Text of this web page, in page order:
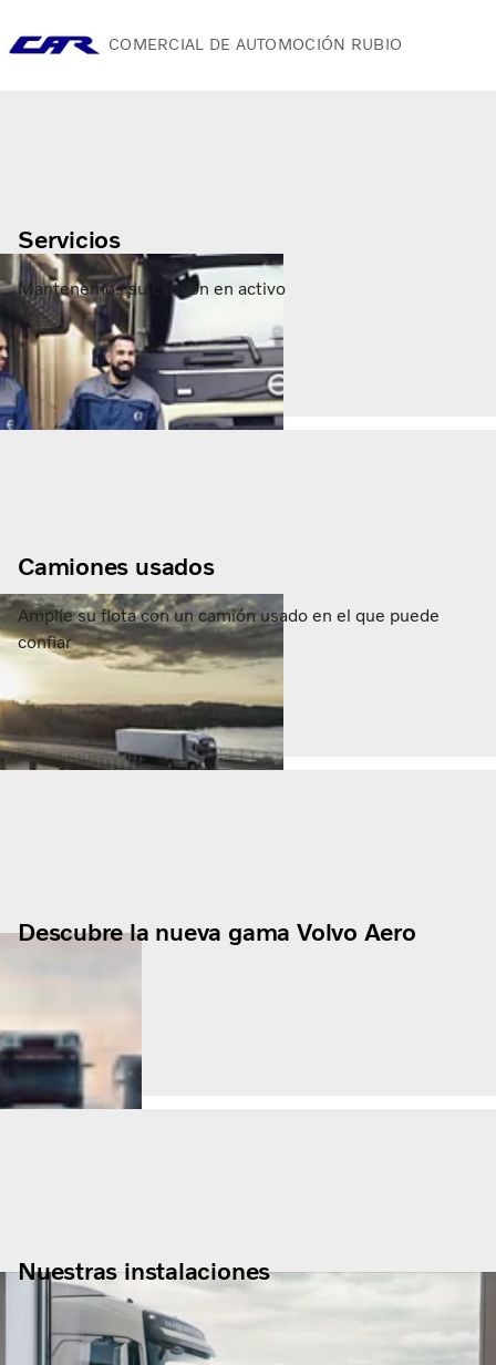
COMERCIAL DE AUTOMOCIÓN RUBIO
Contacte con nosotros
Acerca de nosotros
Servicios
Mantenemos su camión en activo
Camiones usados
Amplíe su flota con un camión usado en el que puede
confiar
Descubre la nueva gama Volvo Aero
Nuestras instalaciones